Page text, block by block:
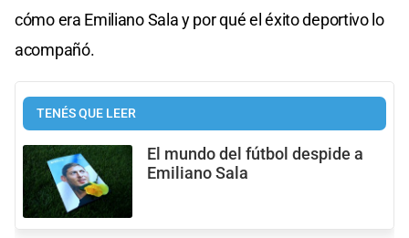
cómo era Emiliano Sala y por qué el éxito deportivo lo
acompañó.
TENÉS QUE LEER
El mundo del fútbol despide a
Emiliano Sala